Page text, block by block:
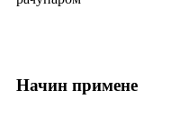
Начин примене